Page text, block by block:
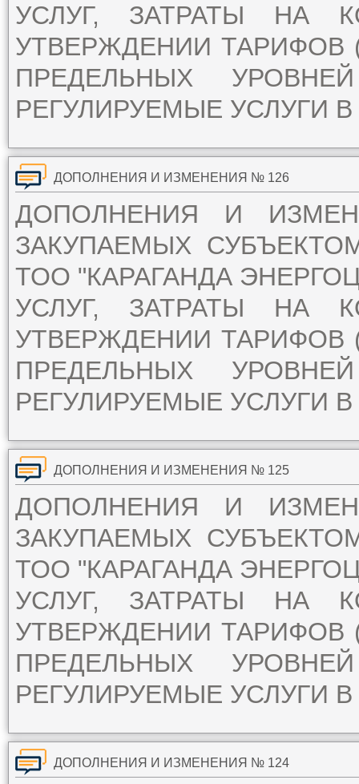
УСЛУГ, ЗАТРАТЫ НА
УТВЕРЖДЕНИИ ТАРИФОВ
ПРЕДЕЛЬНЫХ
РЕГУЛИРУЕМЫЕ УСЛУГИ В
ДОПОЛНЕНИЯ И ИЗМЕНЕНИЯ № 126
ДОПОЛНЕНИЯ И
ЗАКУПАЕМЫХ
ТОО "КАРАГАНДА
УСЛУГ, ЗАТРАТЫ НА
УТВЕРЖДЕНИИ ТАРИФОВ
ПРЕДЕЛЬНЫХ
РЕГУЛИРУЕМЫЕ УСЛУГИ В
ДОПОЛНЕНИЯ И ИЗМЕНЕНИЯ № 125
ДОПОЛНЕНИЯ И
ЗАКУПАЕМЫХ
ТОО "КАРАГАНДА
УСЛУГ, ЗАТРАТЫ НА
УТВЕРЖДЕНИИ ТАРИФОВ
ПРЕДЕЛЬНЫХ
РЕГУЛИРУЕМЫЕ УСЛУГИ В
ДОПОЛНЕНИЯ И ИЗМЕНЕНИЯ № 124